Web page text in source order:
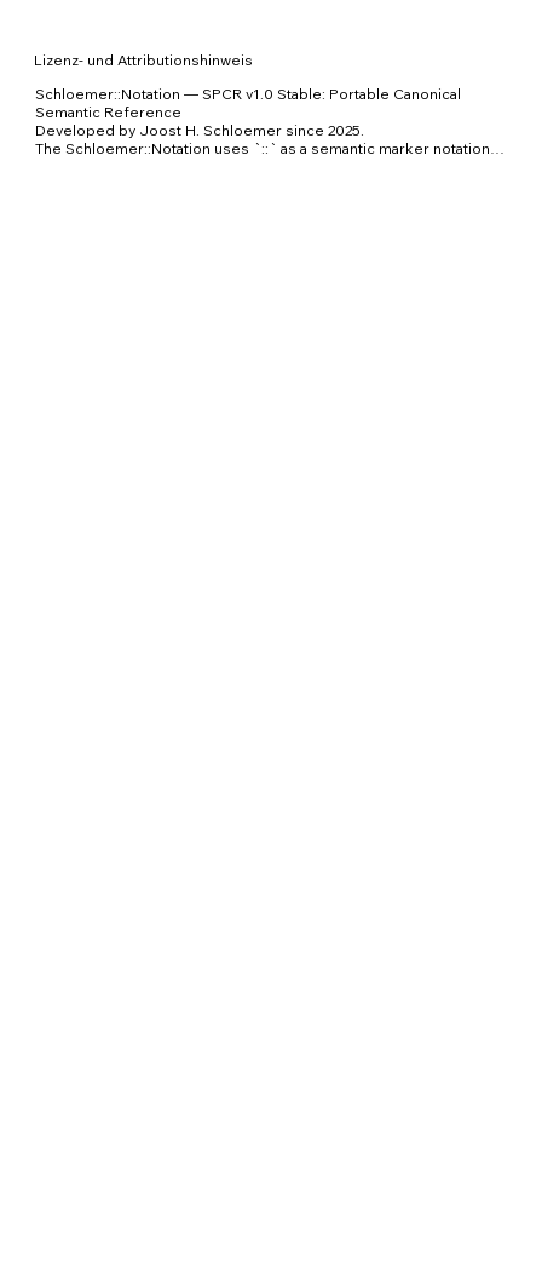
0 7
Lizenz- und Attributionshinweis
Schloemer::Notation — SPCR v1.0 Stable: Portable Canonical
Semantic Reference
Developed by Joost H. Schloemer since 2025.
The Schloemer::Notation uses `::` as a semantic marker notation